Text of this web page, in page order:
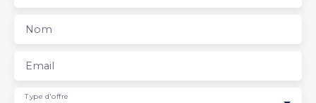
Nom
Email
Type d'offre